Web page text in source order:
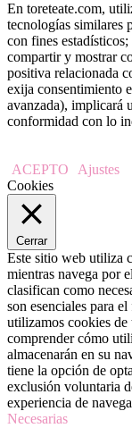
En toreteate.com,
tecnologías similares
con fines
compartir y mostrar
positiva relacionada
exija consentimiento
avanzada), implicará
conformidad con lo
ACEPTO
Ajustes
Cookies
Cerrar
Este sitio web utiliza
mientras navega por
clasifican como
son esenciales para
utilizamos cookies de
comprender cómo
almacenarán en su
tiene la opción de
exclusión voluntaria
experiencia de
Necesarias